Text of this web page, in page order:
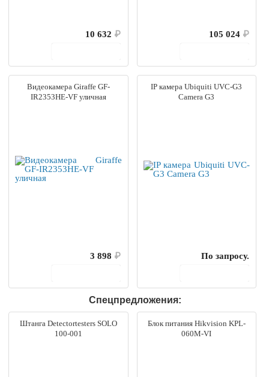
10 632 ₽
105 024 ₽
Видеокамера Giraffe GF-
IR2353HE-VF уличная
3 898 ₽
IP камера Ubiquiti UVC-G3
Camera G3
По запросу.
Спецпредложения:
Штанга Detectortesters SOLO
100-001
Блок питания Hikvision KPL-
060M-VI